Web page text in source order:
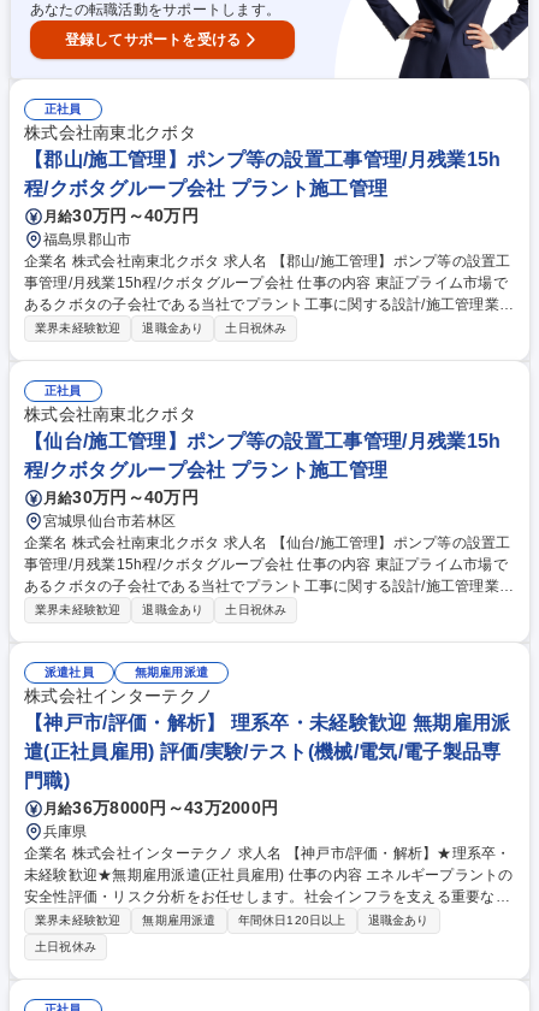
あなたの転職活動をサポートします。
登録してサポートを受ける
正社員
株式会社南東北クボタ
【郡山/施工管理】ポンプ等の設置工事管理/月残業15h
程/クボタグループ会社 プラント施工管理
月給30万円～40万円
福島県郡山市
企業名 株式会社南東北クボタ 求人名 【郡山/施工管理】ポンプ等の設置工
事管理/月残業15h程/クボタグループ会社 仕事の内容 東証プライム市場で
あるクボタの子会社である当社でプラント工事に関する設計/施工管理業務
をお任せします。株式会社クボタ製ポンプの据付工事をメインとし、処理
料及び見積作成 【工事施設】クボタ製品を用いたポンプ施設（下水道用マ
ンホールポンプ/揚排水ポンプ/雨水排水ポンプ等）や上下水道施設関連
（浄水場/処理場等）、農業施設（ライスセンターや精米施設、園芸施設
等) 【対象顧客】官公庁/建設会社等（ポンプ施設、上下水道施設）/個人農
家/農事組合法人/官公庁/学校等（農業施設) 募集職種 【郡山/施工管理】ポ
ンプ等の設置工事管理/月残業15h程/クボタグループ会社
業界未経験歓迎 退職金あり 土日祝休み
正社員
株式会社南東北クボタ
【仙台/施工管理】ポンプ等の設置工事管理/月残業15h
程/クボタグループ会社 プラント施工管理
月給30万円～40万円
宮城県仙台市若林区
企業名 株式会社南東北クボタ 求人名 【仙台/施工管理】ポンプ等の設置工
事管理/月残業15h程/クボタグループ会社 仕事の内容 東証プライム市場で
あるクボタの子会社である当社でプラント工事に関する設計/施工管理業務
をお任せします。株式会社クボタ製ポンプの据付工事をメインとし、処理
料及び見積作成 【工事施設】クボタ製品を用いたポンプ施設（下水道用マ
ンホールポンプ/揚排水ポンプ/雨水排水ポンプ等）や上下水道施設関連
（浄水場/処理場等）、農業施設（ライスセンターや精米施設、園芸施設
等) 【対象顧客】官公庁/建設会社等（ポンプ施設、上下水道施設）/個人農
家/農事組合法人/官公庁/学校等（農業施設) 募集職種 【仙台/施工管理】ポ
ンプ等の設置工事管理/月残業15h程/クボタグループ会社
業界未経験歓迎 退職金あり 土日祝休み
派遣社員 無期雇用派遣
株式会社インターテクノ
【神戸市/評価・解析】 理系卒・未経験歓迎 無期雇用派
遣(正社員雇用) 評価/実験/テスト(機械/電気/電子製品専
門職)
月給36万8000円～43万2000円
兵庫県
企業名 株式会社インターテクノ 求人名 【神戸市/評価・解析】★理系卒・
未経験歓迎★無期雇用派遣(正社員雇用) 仕事の内容 エネルギープラントの
安全性評価・リスク分析をお任せします。社会インフラを支える重要なミ
ッションです。理系の基礎知識を活かし、未経験からデータ解析やシミュ
レーションの専門スキルを身につけられます。 大手メーカー設計部にて、
過去データに基づく事故発生リスクの確率計算、解析ソフトによるシミュ
レーション、報告書作成を担当します。現場作業はなくオフィス内での業
務です。【入社後のステップ】専用ソフトの操作習得や、先輩のデータ処
業界未経験歓迎 無期雇用派遣 年間休日120日以上
退職金あり
土日祝休み